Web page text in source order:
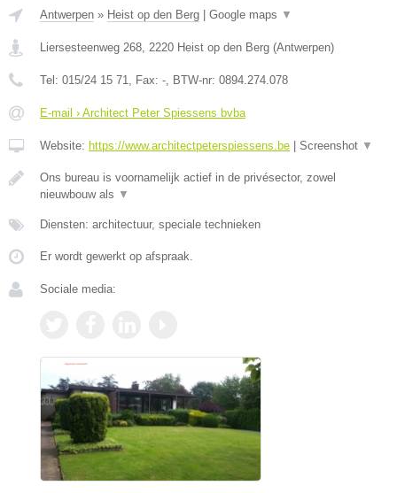
Antwerpen » Heist op den Berg Google maps ▼
Liersesteenweg 268 2220 Heist op den Berg (Antwerpen)
Tel: 015/24 15 71 , Fax: - , BTW-nr: 0894.274.078
E-mail › Architect Peter Spiessens bvba
Website: https://www.architectpeterspiessens.be Screenshot ▼
Ons bureau is voornamelijk actief in de privésector, zowel
nieuwbouw als ▼
Diensten: architectuur, speciale technieken
Er wordt gewerkt op afspraak.
Sociale media: